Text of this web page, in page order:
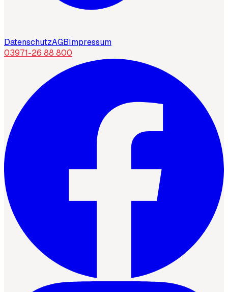
DatenschutzAGBImpressum
03971-26 88 800